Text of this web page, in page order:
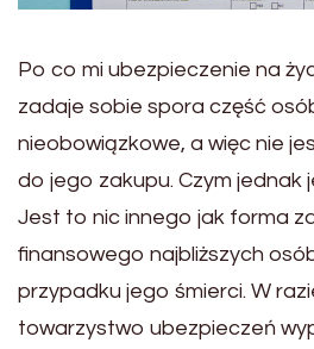
Po co mi ubezpieczenie na
zadaje sobie spora część
nieobowiązkowe, a więc nie
do jego zakupu. Czym jednak
Jest to nic innego jak forma
finansowego najbliższych
przypadku jego śmierci. W
towarzystwo ubezpieczeń